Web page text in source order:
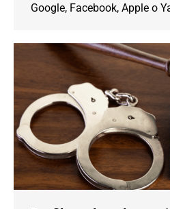
Google, Facebook, Apple o